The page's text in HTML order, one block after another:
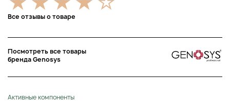
Все отзывы о товаре
Посмотреть все товары
бренда Genosys
Активные компоненты